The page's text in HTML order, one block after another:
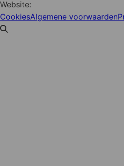
Website:
CookiesAlgemene voorwaarden